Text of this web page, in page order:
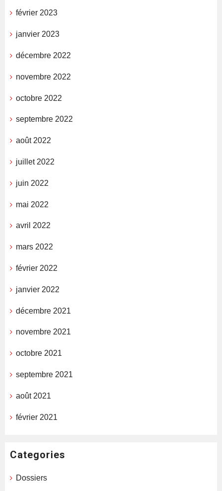
février 2023
janvier 2023
décembre 2022
novembre 2022
octobre 2022
septembre 2022
août 2022
juillet 2022
juin 2022
mai 2022
avril 2022
mars 2022
février 2022
janvier 2022
décembre 2021
novembre 2021
octobre 2021
septembre 2021
août 2021
février 2021
Categories
Dossiers